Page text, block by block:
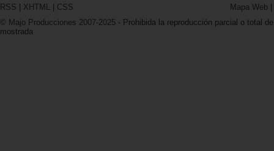
RSS XHTML CSS Mapa Web
© Majo Producciones 2007-2025 - Prohibida la reproducción parcial o total
mostrada